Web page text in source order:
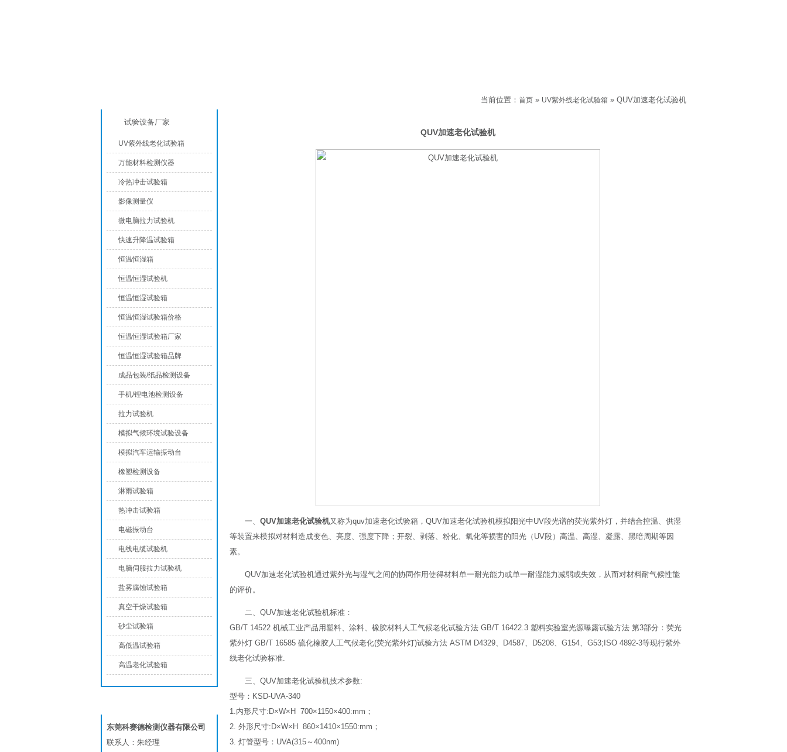
当前位置： 首页 » UV紫外线老化试验箱 » QUV加速老化试验机
QUV加速老化试验机
一、 QUV加速老化试验机又称为quv加速老化试验箱，QUV加速老化试验机模拟阳光中UV段光谱的荧光紫外灯，并结合控温、供湿
等装置来模拟对材料造成变色、亮度、强度下降；开裂、剥落、粉化、氧化等损害的阳光（UV段）高温、高湿、凝露、黑暗周期等因
素。
QUV加速老化试验机通过紫外光与湿气之间的协同作用使得材料单一耐光能力或单一耐湿能力减弱或失效，从而对材料耐气候性能
的评价。
二、QUV加速老化试验机标准：
GB/T 14522 机械工业产品用塑料、涂料、橡胶材料人工气候老化试验方法 GB/T 16422.3 塑料实验室光源曝露试验方法 第3部分：荧光
紫外灯 GB/T 16585 硫化橡胶人工气候老化(荧光紫外灯)试验方法 ASTM D4329、D4587、D5208、G154、G53;ISO 4892-3等现行紫外
线老化试验标准.
三、QUV加速老化试验机技术参数:
型号：KSD-UVA-340
1.内形尺寸:D×W×H 700×1150×400:mm；
2. 外形尺寸:D×W×H 860×1410×1550:mm；
3. 灯管型号：UVA(315～400nm)
试验设备厂家
UV紫外线老化试验箱
万能材料检测仪器
冷热冲击试验箱
影像测量仪
微电脑拉力试验机
快速升降温试验箱
恒温恒湿箱
恒温恒湿试验机
恒温恒湿试验箱
恒温恒湿试验箱价格
恒温恒湿试验箱厂家
恒温恒湿试验箱品牌
成品包装/纸品检测设备
手机/锂电池检测设备
拉力试验机
模拟气候环境试验设备
模拟汽车运输振动台
橡塑检测设备
淋雨试验箱
热冲击试验箱
电磁振动台
电线电缆试验机
电脑伺服拉力试验机
盐雾腐蚀试验箱
真空干燥试验箱
砂尘试验箱
高低温试验箱
高温老化试验箱
东莞科赛德检测仪器有限公司
联系人：朱经理